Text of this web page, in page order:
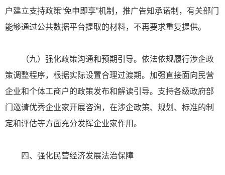
户建立支持政策“免申即享”机制，推广告知承诺制，有关部门
能够通过公共数据平台提取的材料，不再要求重复提供。
（九）强化政策沟通和预期引导。依法依规履行涉企政
策调整程序，根据实际设置合理过渡期。加强直接面向民营
企业和个体工商户的政策发布和解读引导。支持各级政府部
门邀请优秀企业家开展咨询，在涉企政策、规划、标准的制
定和评估等方面充分发挥企业家作用。
四、强化民营经济发展法治保障